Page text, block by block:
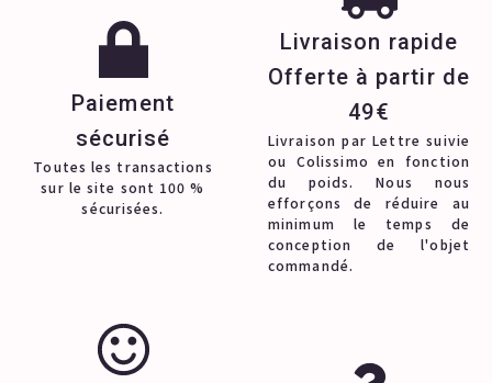
Paiement
sécurisé
Toutes les transactions
sur le site sont 100 %
sécurisées.
Livraison rapide
Offerte à partir de
49€
Livraison par Lettre suivie
ou Colissimo en fonction
du poids. Nous nous
efforçons de réduire au
minimum le temps de
conception de l'objet
commandé.